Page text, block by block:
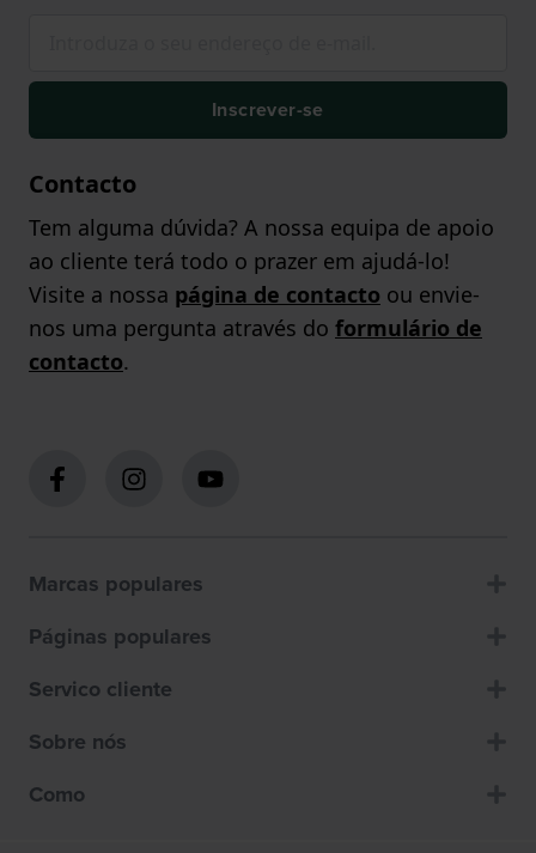
Inscrever-se
Contacto
Tem alguma dúvida? A nossa equipa de apoio
ao cliente terá todo o prazer em ajudá-lo!
Visite a nossa página de contacto ou envie-
nos uma pergunta através do formulário de
contacto.
Marcas populares
Páginas populares
Servico cliente
Sobre nós
Como